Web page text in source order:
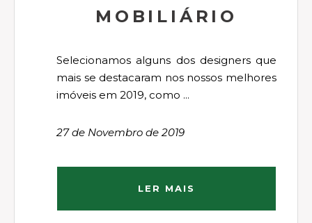
MOBILIÁRIO
Selecionamos alguns dos designers que
mais se destacaram nos nossos melhores
imóveis em 2019, como ...
27 de Novembro de 2019
LER MAIS